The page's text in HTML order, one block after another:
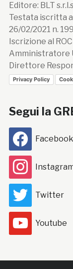
Editore: BLT
Testata iscritta
26/02/2021 n.
Iscrizione al
Amministratore
Direttore
Privacy Policy
Segui la
Facebook
Twitter
Youtube